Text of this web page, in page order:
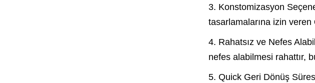
3. Konstomizasyon
tasarlamalarına izin
4. Rahatsız ve Nefes
nefes alabilmesi rahattır,
5. Quick Geri Dönüş